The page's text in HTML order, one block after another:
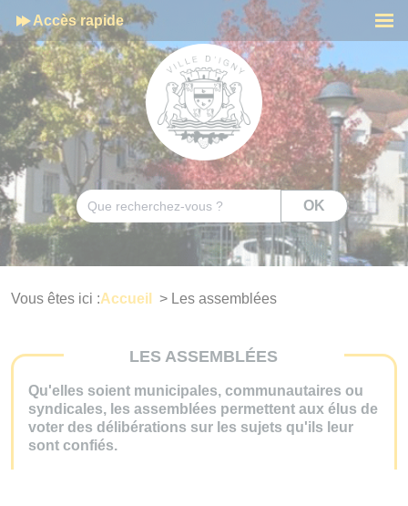
Accès rapide
Rechercher OK
Vous êtes ici :Accueil > Les assemblées
LES ASSEMBLÉES
Qu'elles soient municipales, communautaires ou
syndicales, les assemblées permettent aux élus de
voter des délibérations sur les sujets qu'ils leur
sont confiés.
Cookies management panel